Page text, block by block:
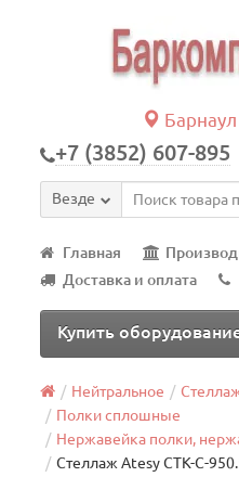
Барнаул
+7 (3852) 607-895
Везде
Главная
Доставка и оплата
Купить
Нейтральное
Полки сплошные
Нержавейка полки,
Стеллаж Atesy СТК-С-